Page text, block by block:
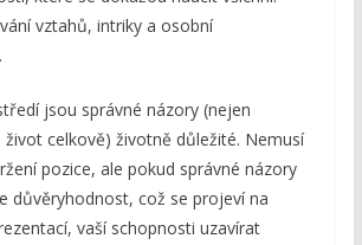
vztahů, intriky a osobní
jsou správné názory (nejen
život celkově) životně důležité. Nemusí
pozice, ale pokud správné názory
důvěryhodnost, což se projeví na
vaší schopnosti uzavírat